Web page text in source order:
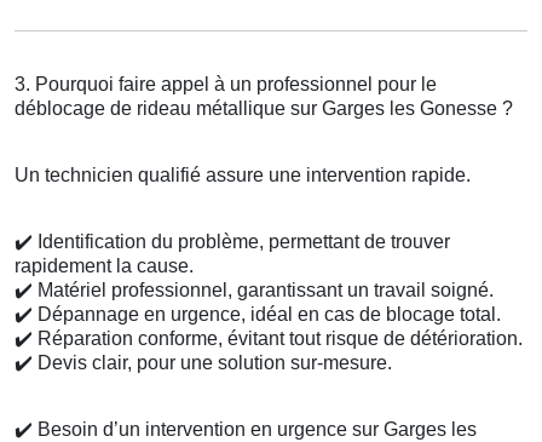
3. Pourquoi faire appel à un professionnel pour le
déblocage de rideau métallique sur Garges les Gonesse ?
Un technicien qualifié assure une intervention rapide.
✔️ Identification du problème, permettant de trouver
rapidement la cause.
✔️ Matériel professionnel, garantissant un travail soigné.
✔️ Dépannage en urgence, idéal en cas de blocage total.
✔️ Réparation conforme, évitant tout risque de détérioration.
✔️ Devis clair, pour une solution sur-mesure.
✔️ Besoin d’un intervention en urgence sur Garges les